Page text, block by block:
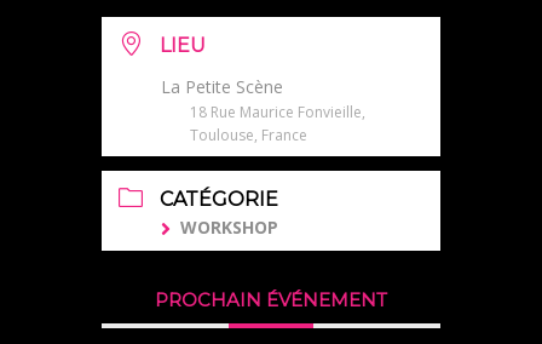
LIEU
La Petite Scène
18 Rue Maurice Fonvieille,
Toulouse, France
CATÉGORIE
WORKSHOP
PROCHAIN ÉVÉNEMENT